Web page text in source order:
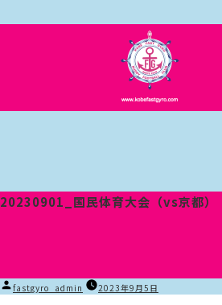
20230901_国民体育大会（vs京都）
投
稿
fastgyro_admin 2023年9月5日